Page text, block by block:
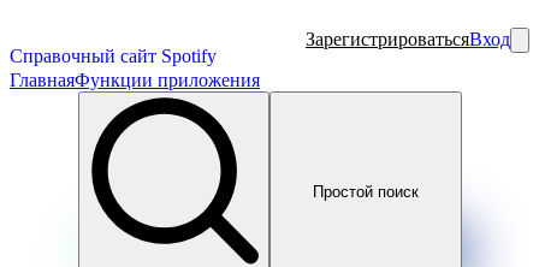
Справочный сайт Spotify
ЗарегистрироватьсяВход
ГлавнаяФункции приложения
Простой поиск